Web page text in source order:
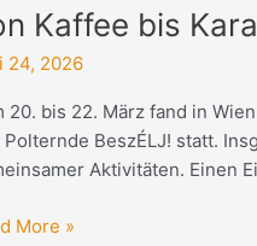
Kaffee bis
24, 2026
20. bis 22. März fand in
Polternde BeszÉLJ! statt.
Aktivitäten. Einen
More »